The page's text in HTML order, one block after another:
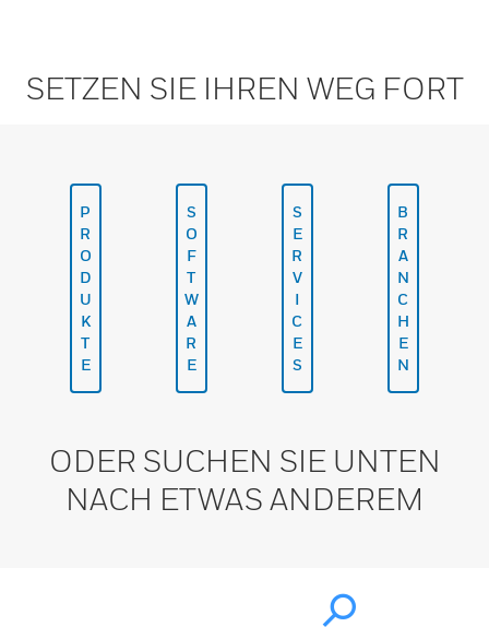
SETZEN SIE IHREN WEG FORT
P
R
O
D
U
K
T
E
S
O
F
T
W
A
R
E
S
E
R
V
I
C
E
S
B
R
A
N
C
H
E
N
ODER SUCHEN SIE UNTEN
NACH ETWAS ANDEREM